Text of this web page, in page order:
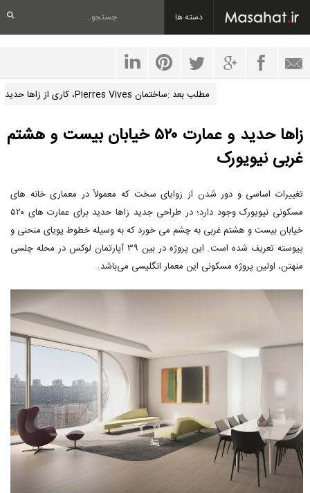
دسته ها
مطلب بعد :ساختمان Pierres Vives، کاری از زاها حدید
زاها حدید و عمارت ۵۲۰ خیابان بیست و هشتم
غربی نیویورک
تغییرات اساسی و دور شدن از زوایای سخت که معمولاً در معماری خانه های
مسکونی نیویورک وجود دارد؛ در طراحی جدید زاها حدید برای عمارت های ۵۲۰
خیابان بیست و هشتم غربی به چشم می خورد که به وسیله خطوط پویای منحنی و
پیوسته تعریف شده است. این پروژه در بین ۳۹ آپارتمان لوکس در محله چلسی
منهتن، اولین پروژه مسکونی این معمار انگلیسی می‌باشد.